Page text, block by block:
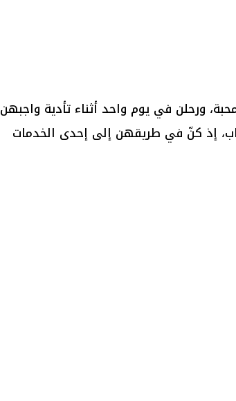
ورحلن في يوم واحد أثناء تأدية واجبهن
إذ كنّ في طريقهن إلى إحدى الخدمات